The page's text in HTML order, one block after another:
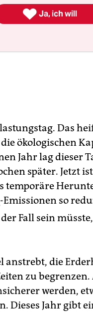
Das
ökologischen
Jahr lag dieser
später. Jetzt
temporäre
-Emissionen so
Fall sein
anstrebt, die
zu begrenzen.
werden,
Dieses Jahr gibt
 Ja, ich will